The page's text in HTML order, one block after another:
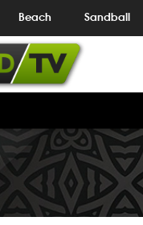
Beach Sandball